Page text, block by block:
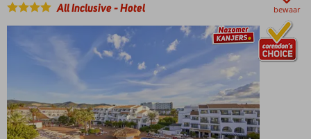
All Inclusive-Hotel bewaar